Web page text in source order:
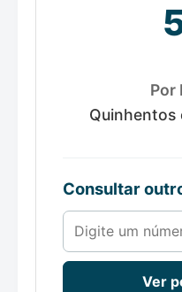
Por
Quinhentos
Consultar
Número de 1 a
Ver